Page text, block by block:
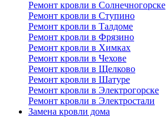
Ремонт кровли в Солнечногорске
Ремонт кровли в Ступино
Ремонт кровли в Талдоме
Ремонт кровли в Фрязино
Ремонт кровли в Химках
Ремонт кровли в Чехове
Ремонт кровли в Щелково
Ремонт кровли в Шатуре
Ремонт кровли в Электрогорске
Ремонт кровли в Электростали
Замена кровли дома